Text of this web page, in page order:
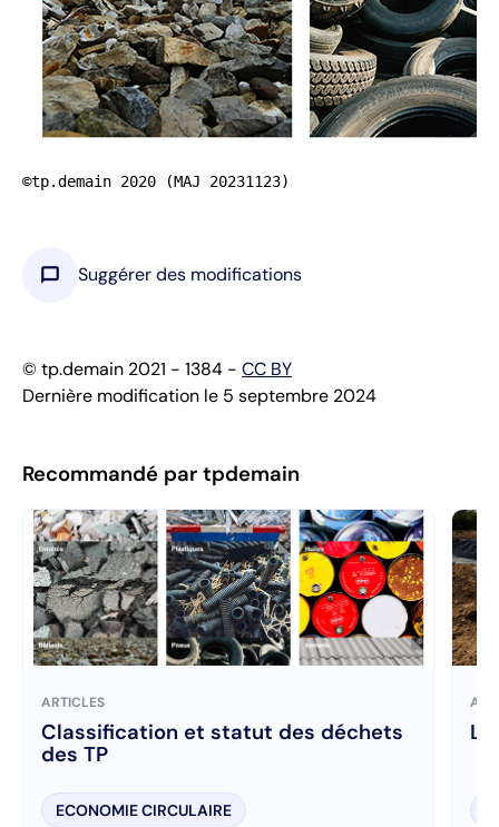
©tp.demain 2020 (MAJ 20231123)
chat_bubble Suggérer des modifications
© tp.demain 2021 - 1384 - CC BY
Dernière modification le 5 septembre 2024
Recommandé par tpdemain
ARTICLES
Classification et statut des déchets
des TP
ECONOMIE CIRCULAIRE